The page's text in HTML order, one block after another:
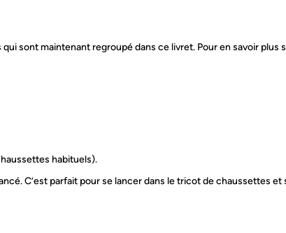
sont maintenant regroupé dans ce livret. Pour en savoir plus
habituels).
C’est parfait pour se lancer dans le tricot de chaussettes et